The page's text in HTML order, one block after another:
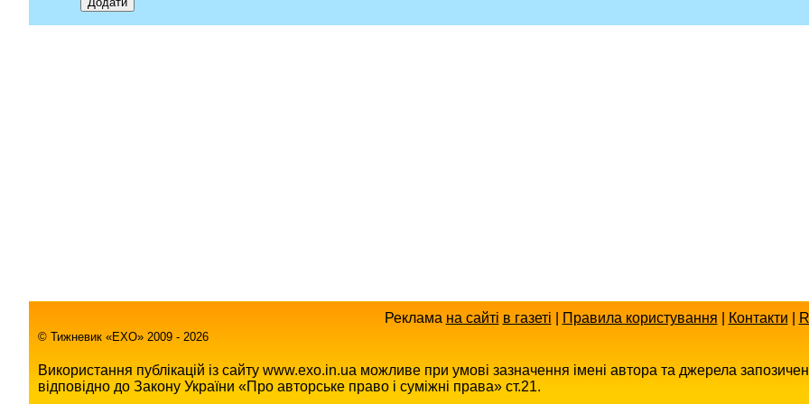
Реклама на сайті в газеті Правила користування Контакти
© Тижневик «EХO» 2009 - 2026
Використання публікацій із сайту www.exo.in.ua можливе при умові зазначення імені автора та джерела
відповідно до Закону України «Про авторське право і суміжні права» ст.21.